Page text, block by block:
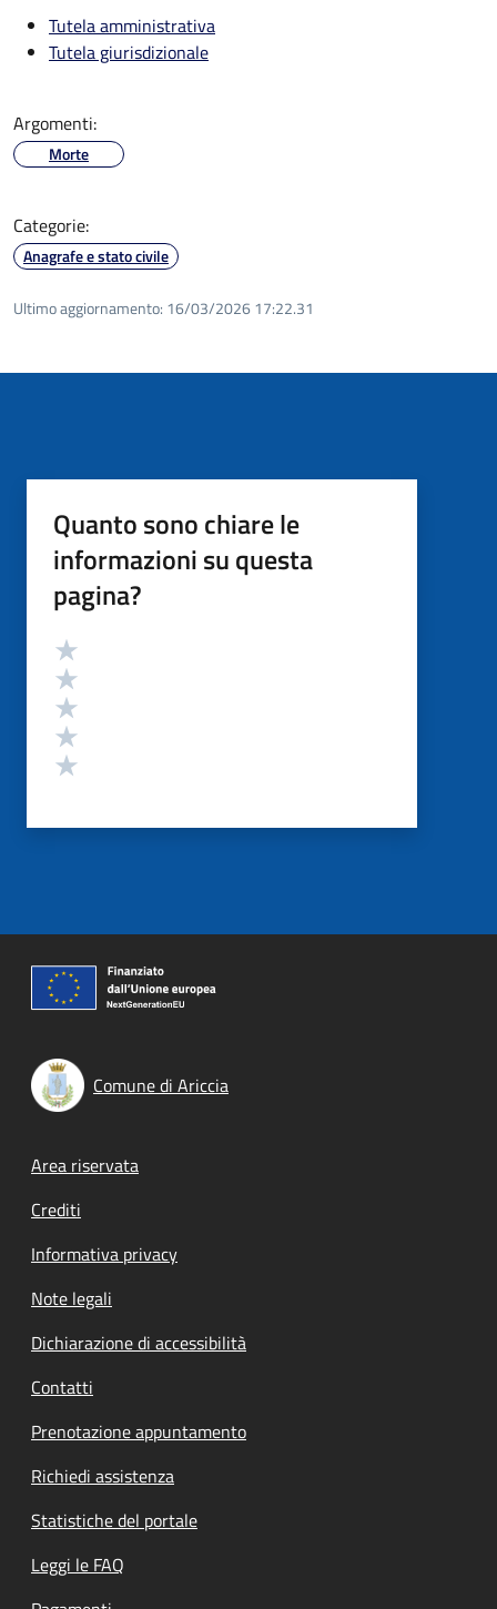
Tutela amministrativa
Tutela giurisdizionale
Argomenti:
Morte
Categorie:
Anagrafe e stato civile
Ultimo aggiornamento: 16/03/2026 17:22.31
Quanto sono chiare le
informazioni su questa
pagina?
Valutazione
Comune di Ariccia
Footer menu
Area riservata
Crediti
Informativa privacy
Note legali
Dichiarazione di accessibilità
Contatti
Prenotazione appuntamento
Richiedi assistenza
Statistiche del portale
Leggi le FAQ